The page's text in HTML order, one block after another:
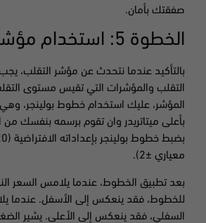
صفقتك بأمان.
الخطوة 5: استخدام مؤشرات التقلب
بالتأكيد عندما نتحدث عن مؤشر التقلب،
التقلب والمؤشرات التي تقيس مستوى
المؤشر، عليك استخدام خطوط بولينجر،
بأعلى ميتاتريدر وان تقوم برسمه بنفسك من
معياري ±2).
بعد تطبيق الخطوط، عندما يلامس السعر
للخطوط، فقد ينعكس إلى الأسفل. عندما
السفلي، فقد ينعكس إلى الأعلى. يشير